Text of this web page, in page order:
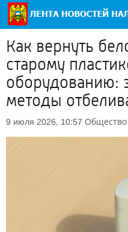
Как вернуть
старому
оборудованию:
методы
9 июля 2026, 10:57 Общество